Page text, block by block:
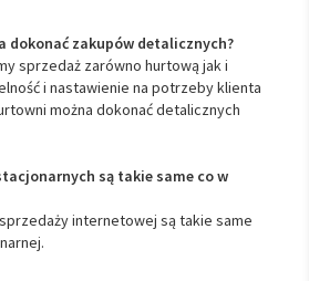
dokonać zakupów detalicznych?
sprzedaż zarówno hurtową jak i
i nastawienie na potrzeby klienta
można dokonać detalicznych
są takie same co w
internetowej są takie same